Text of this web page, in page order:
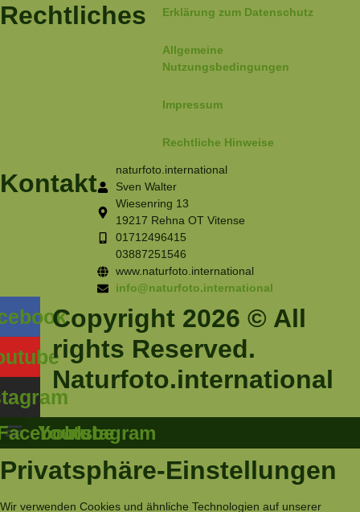
Rechtliches Erklärung zum Datenschutz
Allgemeine
Nutzungsbedingungen
Impressum
Rechtliche Hinweise
Kontakt
naturfoto.international
Sven Walter
Wiesenring 13
19217 Rehna OT Vitense
01712496415
03887251546
www.naturfoto.international
info@naturfoto.international
Copyright 2026 © All
rights Reserved.
Naturfoto.international
Youtube
Instagram
Privatsphäre-Einstellungen
Wir verwenden Cookies und ähnliche Technologien auf unserer